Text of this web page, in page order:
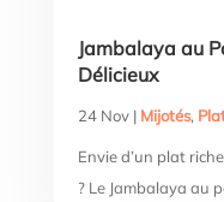
Jambalaya au
Délicieux
24 Nov| Mijotés,
Envie d’un plat
? Le Jambalaya au